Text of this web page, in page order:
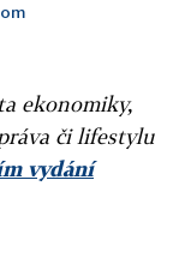
ekonomiky,
či lifestylu
vydání